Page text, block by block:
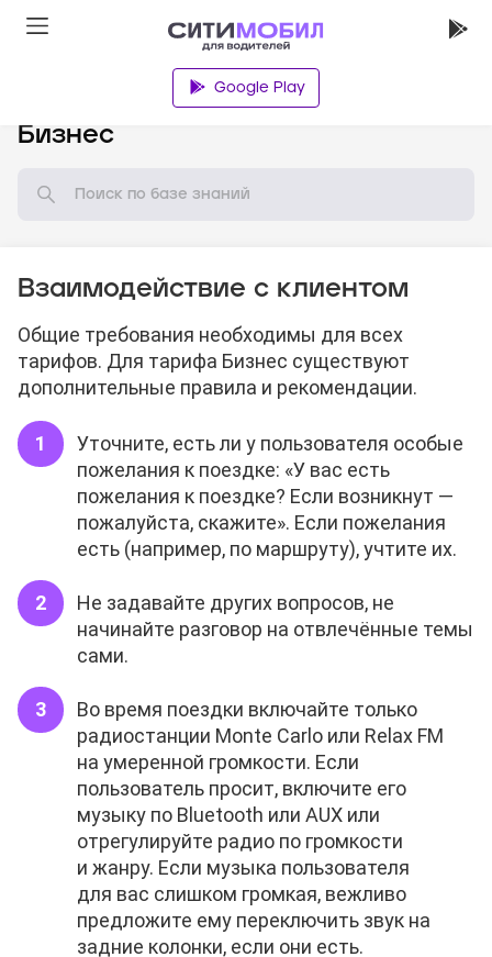
Google Play
Бизнес
Взаимодействие с клиентом
Общие требования необходимы для всех
тарифов. Для тарифа Бизнес существуют
дополнительные правила и рекомендации.
Уточните, есть ли у пользователя особые
пожелания к поездке: «У вас есть
пожелания к поездке? Если возникнут —
пожалуйста, скажите». Если пожелания
есть (например, по маршруту), учтите их.
Не задавайте других вопросов, не
начинайте разговор на отвлечённые темы
сами.
Во время поездки включайте только
радиостанции Monte Carlo или Relax FM
на умеренной громкости. Если
пользователь просит, включите его
музыку по Bluetooth или AUX или
отрегулируйте радио по громкости
и жанру. Если музыка пользователя
для вас слишком громкая, вежливо
предложите ему переключить звук на
задние колонки, если они есть.